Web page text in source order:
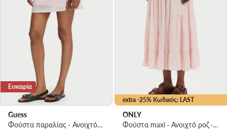
Ευκαιρία
Guess
Φούστα παραλίας · Ανοιχτό ροζ
extra -25% Κωδικός: LAST
ONLY
Φούστα maxi · Ανοιχτό ροζ · Maxi